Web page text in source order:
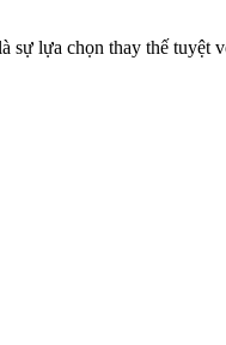
sự lựa chọn thay thế tuyệt